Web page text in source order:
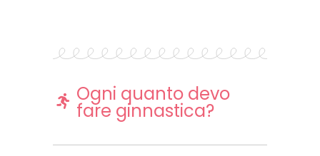
Ogni quanto devo
fare ginnastica?